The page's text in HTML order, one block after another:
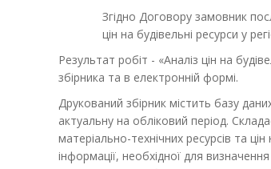
Згідно Договору замовник
цін на будівельні ресурси у
Результат робіт - «Аналіз цін на
збірника та в електронній формі.
Друкований збірник містить базу
актуальну на обліковий період.
матеріально-технічних ресурсів та
інформації, необхідної для